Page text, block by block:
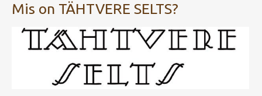
Mis on TÄHTVERE SELTS?